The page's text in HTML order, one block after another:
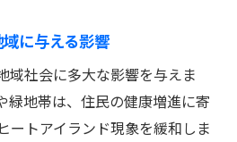
に与える影響
域社会に多大な影響を与えま
緑地帯は、住民の健康増進に寄
ートアイランド現象を緩和しま